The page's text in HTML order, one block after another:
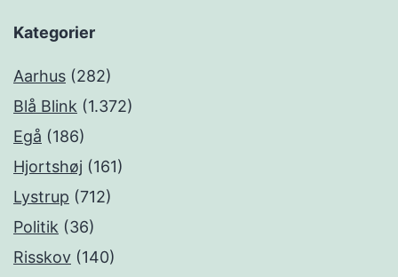
Kategorier
Aarhus (282)
Blå Blink (1.372)
Egå (186)
Hjortshøj (161)
Lystrup (712)
Politik (36)
Risskov (140)